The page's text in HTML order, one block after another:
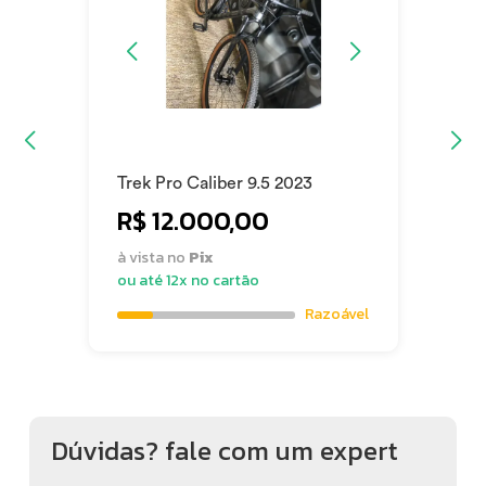
Trek Pro Caliber 9.5 2023
R$ 12.000,00
à vista no Pix
ou até 12x no cartão
Razoável
Dúvidas? fale com um expert